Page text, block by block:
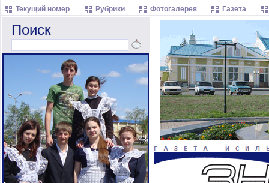
Текущий номер Рубрики Фотогалерея Газета
Поиск